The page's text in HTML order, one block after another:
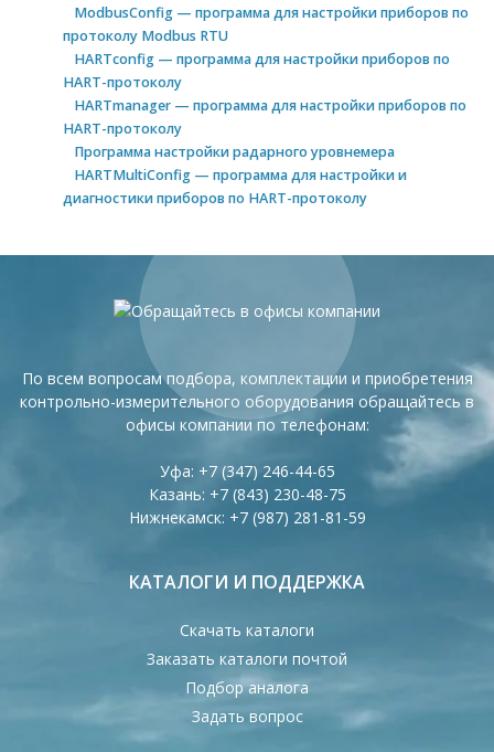
ModbusConfig — программа для настройки приборов по
протоколу Modbus RTU
HARTconfig — программа для настройки приборов по
HART-протоколу
HARTmanager — программа для настройки приборов по
HART-протоколу
Программа настройки радарного уровнемера
HARTMultiConfig — программа для настройки и
диагностики приборов по HART-протоколу
По всем вопросам подбора, комплектации и приобретения
контрольно-измерительного оборудования обращайтесь в
офисы компании по телефонам:
Уфа: +7 (347) 246-44-65
Казань: +7 (843) 230-48-75
Нижнекамск: +7 (987) 281-81-59
КАТАЛОГИ И ПОДДЕРЖКА
Скачать каталоги
Заказать каталоги почтой
Подбор аналога
Задать вопрос